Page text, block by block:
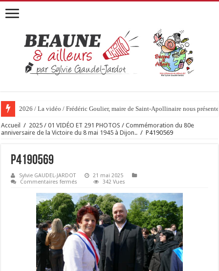
2026 / La vidéo / Frédéric Goulier, maire de Saint-Apollinaire nous
Accueil / 2025 / 01 VIDÉO ET 291 PHOTOS / Commémoration du 80e
anniversaire de la Victoire du 8 mai 1945 à Dijon.. / P4190569
P4190569
Sylvie GAUDEL-JARDOT
21 mai 2025
Commentaires fermés
342 Vues